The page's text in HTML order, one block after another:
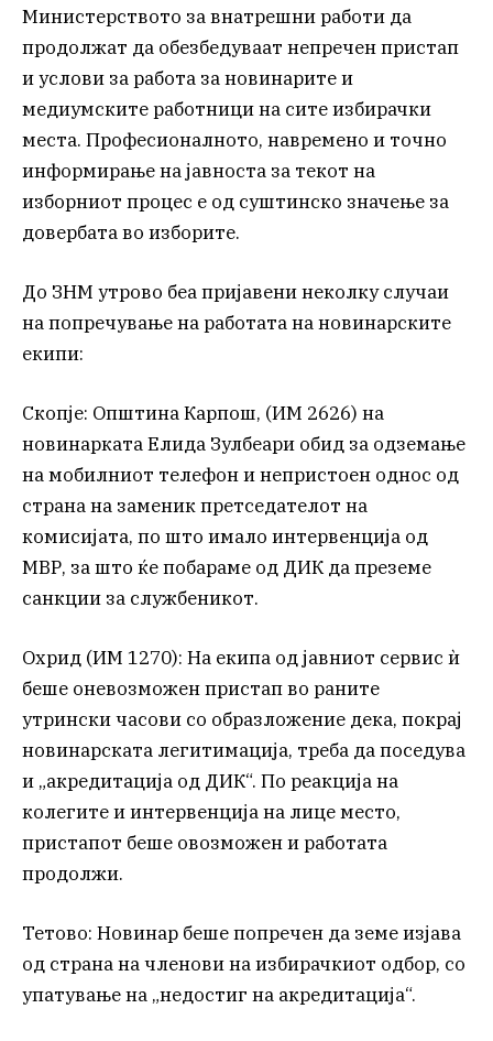
Министерството за внатрешни работи да
продолжат да обезбедуваат непречен пристап
и услови за работа за новинарите и
медиумските работници на сите избирачки
места. Професионалното, навремено и точно
информирање на јавноста за текот на
изборниот процес е од суштинско значење за
довербата во изборите.
До ЗНМ утрово беа пријавени неколку случаи
на попречување на работата на новинарските
екипи:
Скопје: Општина Карпош, (ИМ 2626) на
новинарката Елида Зулбеари обид за одземање
на мобилниот телефон и непристоен однос од
страна на заменик претседателот на
комисијата, по што имало интервенција од
МВР, за што ќе побараме од ДИК да преземе
санкции за службеникот.
Охрид (ИМ 1270): На екипа од јавниот сервис ѝ
беше оневозможен пристап во раните
утрински часови со образложение дека, покрај
новинарската легитимација, треба да поседува
и „акредитација од ДИК“. По реакција на
колегите и интервенција на лице место,
пристапот беше овозможен и работата
продолжи.
Тетово: Новинар беше попречен да земе изјава
од страна на членови на избирачкиот одбор, со
упатување на „недостиг на акредитација“.